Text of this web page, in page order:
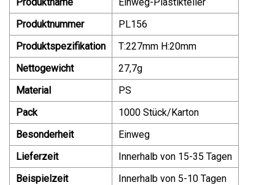
Produktnummer
PL156
Produktspezifikation
T:227mm H:20mm
Nettogewicht
27,7g
Material
PS
Pack
1000 Stück/Karton
Besonderheit
Einweg
Lieferzeit
Innerhalb von 15-35 Tagen
Beispielzeit
Innerhalb von 5-10 Tagen